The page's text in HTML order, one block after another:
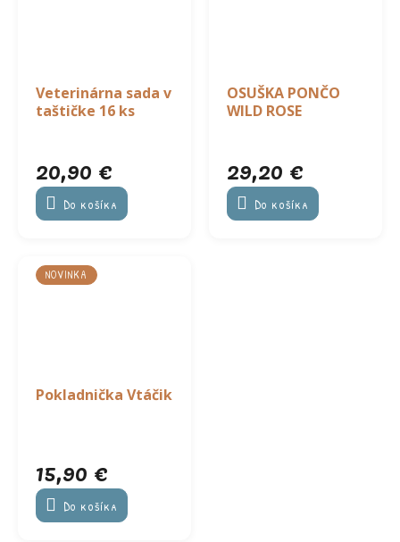
Veterinárna sada v
taštičke 16 ks
20,90 €
Do košíka
OSUŠKA PONČO
WILD ROSE
29,20 €
Do košíka
NOVINKA
Pokladnička Vtáčik
15,90 €
Do košíka